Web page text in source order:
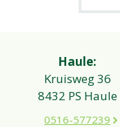
Haule:
Kruisweg 36
8432 PS Haule
0516-577239